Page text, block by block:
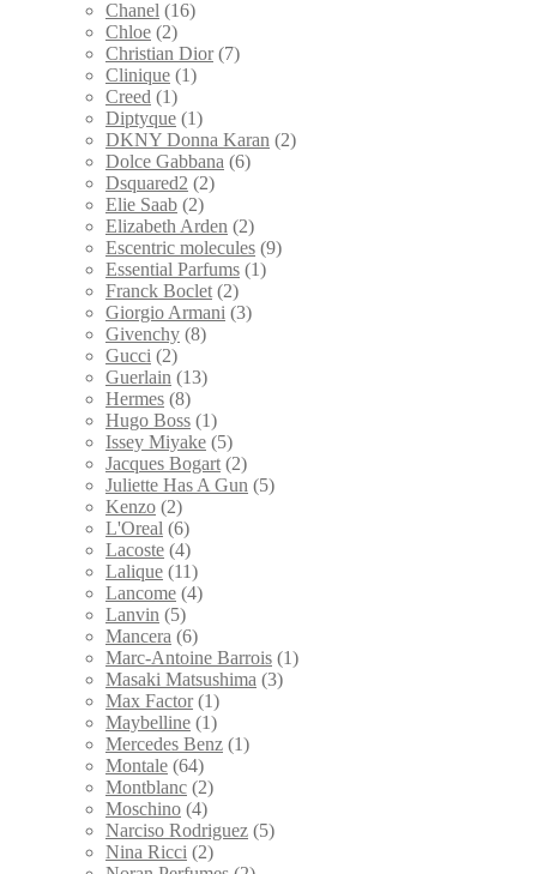
Chanel (16)
Chloe (2)
Christian Dior (7)
Clinique (1)
Creed (1)
Diptyque (1)
DKNY Donna Karan (2)
Dolce Gabbana (6)
Dsquared2 (2)
Elie Saab (2)
Elizabeth Arden (2)
Escentric molecules (9)
Essential Parfums (1)
Franck Boclet (2)
Giorgio Armani (3)
Givenchy (8)
Gucci (2)
Guerlain (13)
Hermes (8)
Hugo Boss (1)
Issey Miyake (5)
Jacques Bogart (2)
Juliette Has A Gun (5)
Kenzo (2)
L'Oreal (6)
Lacoste (4)
Lalique (11)
Lancome (4)
Lanvin (5)
Mancera (6)
Marc-Antoine Barrois (1)
Masaki Matsushima (3)
Max Factor (1)
Maybelline (1)
Mercedes Benz (1)
Montale (64)
Montblanc (2)
Moschino (4)
Narciso Rodriguez (5)
Nina Ricci (2)